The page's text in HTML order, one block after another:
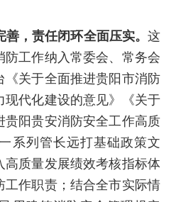
，责任闭环全面压实。 这
工作纳入常委会、常务会
关于全面推进贵阳市消防
代化建设的意见》《关于
阳贵安消防安全工作高质
系列管长远打基础政策文
质量发展绩效考核指标体
工作职责；结合全市实际情